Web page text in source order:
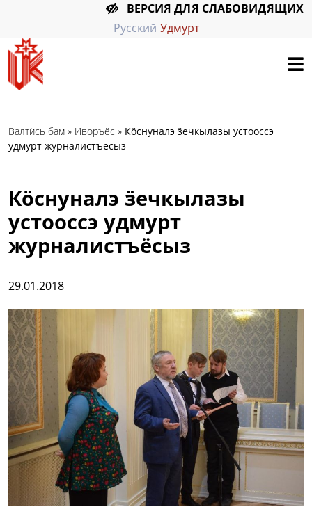
Русский Удмурт
ВЕРСИЯ ДЛЯ СЛАБОВИДЯЩИХ
Валтӥсь бам » Иворъёс » Кӧснуналэ ӟечкылазы устооссэ
удмурт журналистъёсыз
Кӧснуналэ ӟечкылазы
устооссэ удмурт
журналистъёсыз
29.01.2018